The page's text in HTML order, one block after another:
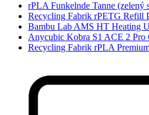
rPLA Funkelnde Tanne (zelený
Recycling Fabrik rPETG Refill
Bambu Lab AMS HT Heating
Anycubic Kobra S1 ACE 2 Pro
Recycling Fabrik rPLA